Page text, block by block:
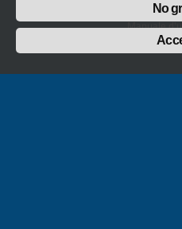
Manuale
Policy sulla
No